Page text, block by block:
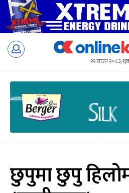
Skip
२२ साउन २०८३,
छुपुमा छुपु